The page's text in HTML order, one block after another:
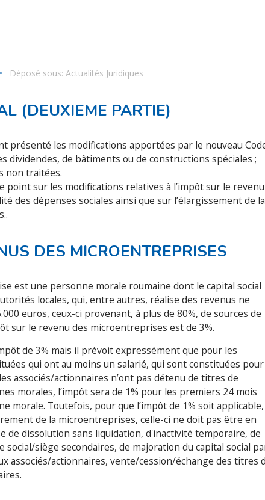
• Déposé sous: Actualités Juridiques
(DEUXIEME PARTIE)
présenté les modifications apportées par le nouveau
dividendes, de bâtiments ou de constructions spéciales ;
non traitées.
point sur les modifications relatives à l’impôt sur le revenu
des dépenses sociales ainsi que sur l’élargissement de la
DES MICROENTREPRISES
est une personne morale roumaine dont le capital social
locales, qui, entre autres, réalise des revenus ne
euros, ceux-ci provenant, à plus de 80%, de sources de
sur le revenu des microentreprises est de 3%.
de 3% mais il prévoit expressément que pour les
qui ont au moins un salarié, qui sont constituées pour
associés/actionnaires n’ont pas détenu de titres de
morales, l’impôt sera de 1% pour les premiers 24 mois
morale. Toutefois, pour que l’impôt de 1% soit applicable,
de la microentreprises, celle-ci ne doit pas être en
de dissolution sans liquidation, d'inactivité temporaire, de
siège secondaires, de majoration du capital social
associés/actionnaires, vente/cession/échange des titres